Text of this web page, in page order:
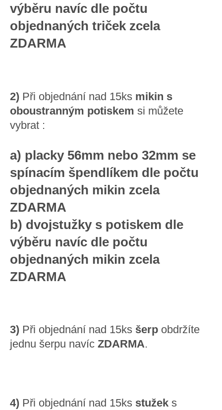
výběru navíc dle počtu
objednaných triček zcela
ZDARMA
2) Při objednání nad 15ks mikin s
oboustranným potiskem si můžete
vybrat :
a) placky 56mm nebo 32mm se
spínacím špendlíkem dle počtu
objednaných mikin zcela
ZDARMA
b) dvojstužky s potiskem dle
výběru navíc dle počtu
objednaných mikin zcela
ZDARMA
3) Při objednání nad 15ks šerp obdržíte
jednu šerpu navíc ZDARMA.
4) Při objednání nad 15ks stužek s